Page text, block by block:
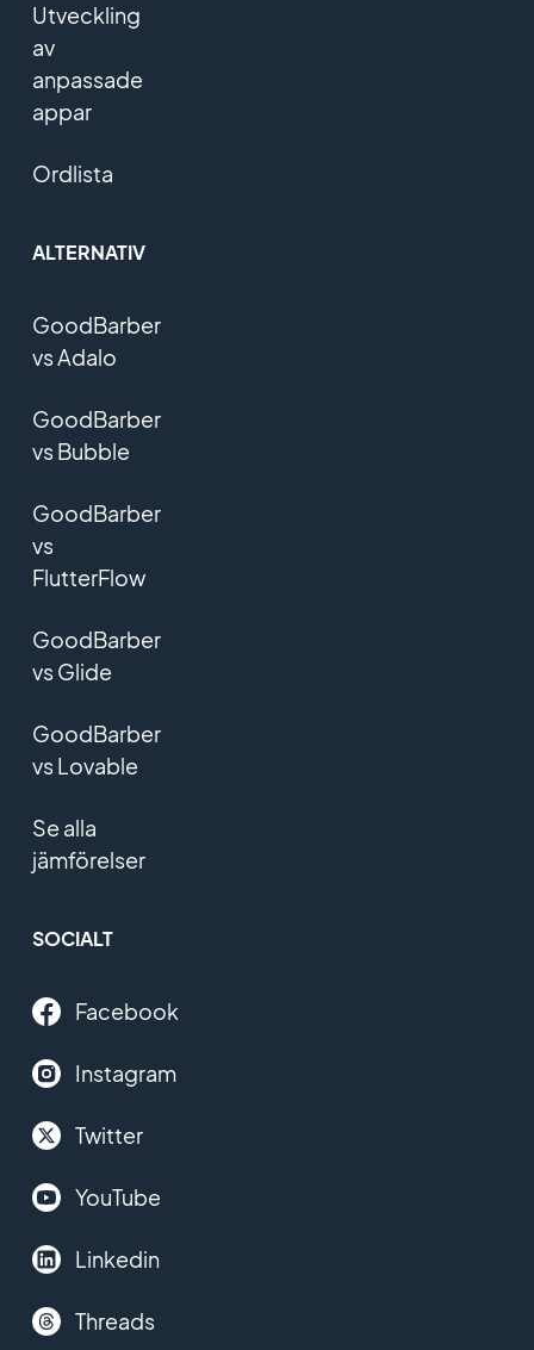
Utveckling
av
anpassade
appar
Ordlista
ALTERNATIV
GoodBarber
vs Adalo
GoodBarber
vs Bubble
GoodBarber
vs
FlutterFlow
GoodBarber
vs Glide
GoodBarber
vs Lovable
Se alla
jämförelser
SOCIALT
Facebook
Instagram
Twitter
YouTube
Linkedin
Threads